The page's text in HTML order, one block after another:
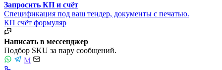
Запросить КП и счёт
Спецификация под ваш тендер, документы с печатью.
КП счёт формуляр
Написать в мессенджер
Подбор SKU за пару сообщений.
M